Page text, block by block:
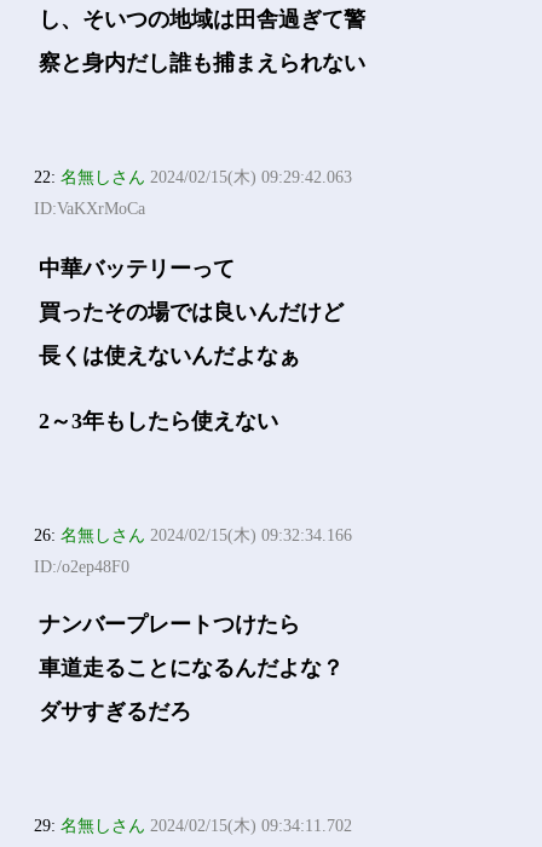
し、そいつの地域は田舎過ぎて警
察と身内だし誰も捕まえられない
22:名無しさん 2024/02/15(木) 09:29:42.063
ID:VaKXrMoCa
中華バッテリーって
買ったその場では良いんだけど
長くは使えないんだよなぁ
2～3年もしたら使えない
26:名無しさん 2024/02/15(木) 09:32:34.166
ID:/o2ep48F0
ナンバープレートつけたら
車道走ることになるんだよな？
ダサすぎるだろ
29:名無しさん 2024/02/15(木) 09:34:11.702